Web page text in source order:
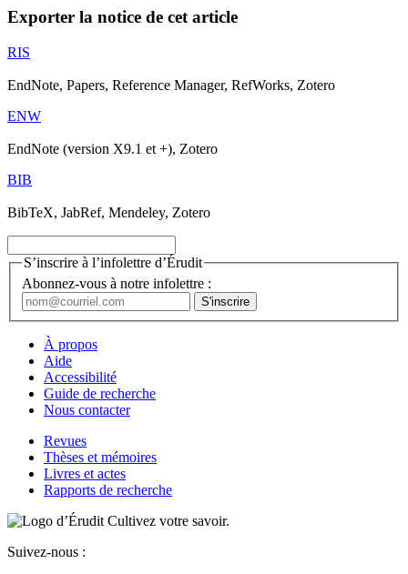
Exporter la notice de cet article
RIS
EndNote, Papers, Reference Manager, RefWorks, Zotero
ENW
EndNote (version X9.1 et +), Zotero
BIB
BibTeX, JabRef, Mendeley, Zotero
S’inscrire à l’infolettre d’Érudit
Abonnez-vous à notre infolettre :
À propos
Aide
Accessibilité
Guide de recherche
Nous contacter
Revues
Thèses et mémoires
Livres et actes
Rapports de recherche
Cultivez votre savoir.
Suivez-nous :